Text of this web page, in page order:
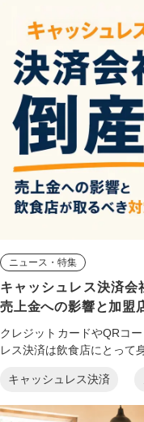
ニュース・特集
キャッシュレス決済会
売上金への影響と加盟
クレジットカードやQRコ
レス決済は飲食店にとって
キャッシュレス決済